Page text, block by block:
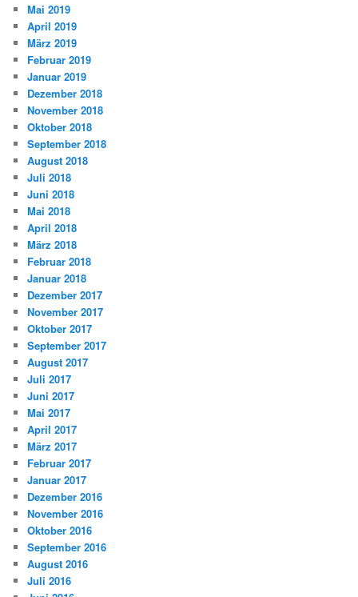
Mai 2019
April 2019
März 2019
Februar 2019
Januar 2019
Dezember 2018
November 2018
Oktober 2018
September 2018
August 2018
Juli 2018
Juni 2018
Mai 2018
April 2018
März 2018
Februar 2018
Januar 2018
Dezember 2017
November 2017
Oktober 2017
September 2017
August 2017
Juli 2017
Juni 2017
Mai 2017
April 2017
März 2017
Februar 2017
Januar 2017
Dezember 2016
November 2016
Oktober 2016
September 2016
August 2016
Juli 2016